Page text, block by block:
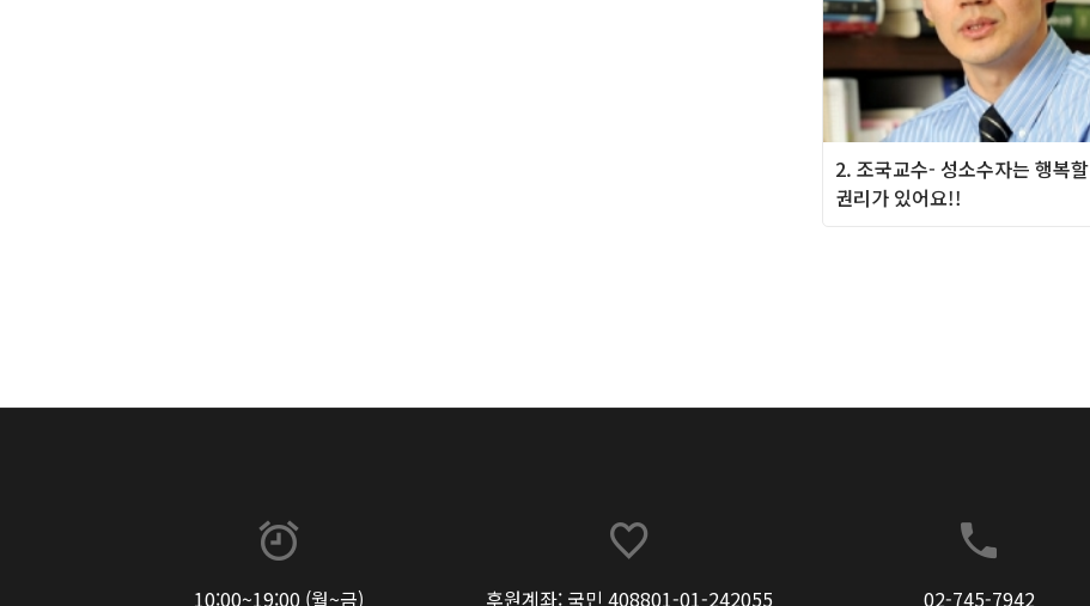
2. 조국교수- 성소수자는 행복할
권리가 있어요!!
10:00~19:00 (월~금) 후원계좌: 국민 408801-01-242055 02-745-7942